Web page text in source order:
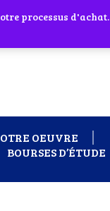
OEUVRE
BOURSES D’ÉTUDE
processus d'achat.